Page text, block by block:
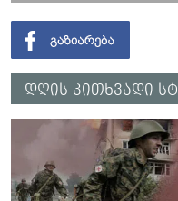
დღის კითხვადი